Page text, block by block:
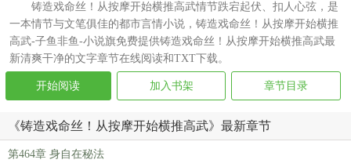
铸造戏命丝！从按摩开始横推高武情节跌宕起伏、扣人心弦，是
一本情节与文笔俱佳的都市言情小说，铸造戏命丝！从按摩开始横推
高武-子鱼非鱼-小说旗免费提供铸造戏命丝！从按摩开始横推高武最
新清爽干净的文字章节在线阅读和TXT下载。
开始阅读 加入书架 章节目录
《铸造戏命丝！从按摩开始横推高武》最新章节
第464章 身自在秘法